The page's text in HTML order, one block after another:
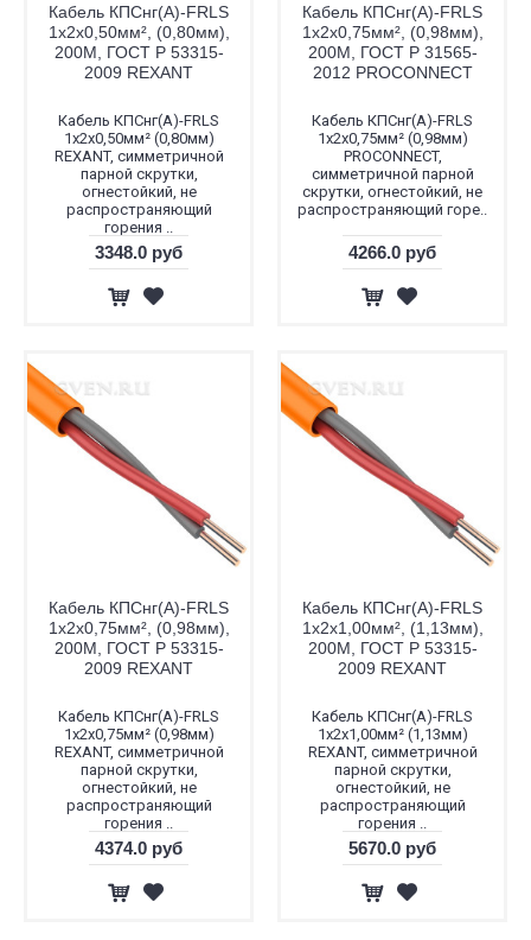
Кабель КПСнг(А)-FRLS
1x2x0,50мм², (0,80мм),
200М, ГОСТ Р 53315-
2009 REXANT
Кабель КПСнг(А)-FRLS
1x2x0,50мм² (0,80мм)
REXANT, симметричной
парной скрутки,
огнестойкий, не
распространяющий
горения ..
3348.0 руб
Кабель КПСнг(А)-FRLS
1x2x0,75мм², (0,98мм),
200М, ГОСТ Р 31565-
2012 PROCONNECT
Кабель КПСнг(А)-FRLS
1x2x0,75мм² (0,98мм)
PROCONNECT,
симметричной парной
скрутки, огнестойкий, не
распространяющий горе..
4266.0 руб
Кабель КПСнг(А)-FRLS
1x2x0,75мм², (0,98мм),
200М, ГОСТ Р 53315-
2009 REXANT
Кабель КПСнг(А)-FRLS
1x2x0,75мм² (0,98мм)
REXANT, симметричной
парной скрутки,
огнестойкий, не
распространяющий
горения ..
4374.0 руб
Кабель КПСнг(А)-FRLS
1x2x1,00мм², (1,13мм),
200М, ГОСТ Р 53315-
2009 REXANT
Кабель КПСнг(А)-FRLS
1x2x1,00мм² (1,13мм)
REXANT, симметричной
парной скрутки,
огнестойкий, не
распространяющий
горения ..
5670.0 руб